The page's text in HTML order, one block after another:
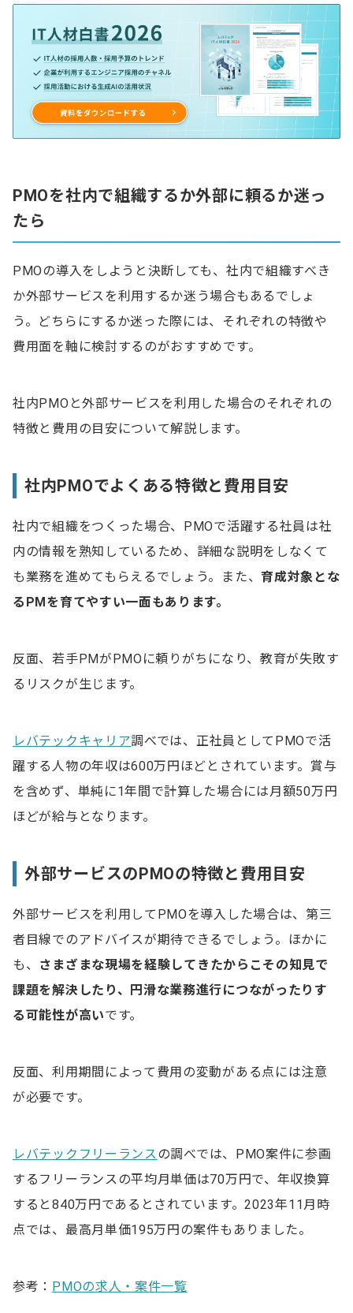
PMOを社内で組織するか外部に頼るか迷っ
たら
PMOの導入をしようと決断しても、社内で組織すべき
か外部サービスを利用するか迷う場合もあるでしょ
う。どちらにするか迷った際には、それぞれの特徴や
費用面を軸に検討するのがおすすめです。
社内PMOと外部サービスを利用した場合のそれぞれの
特徴と費用の目安について解説します。
社内PMOでよくある特徴と費用目安
社内で組織をつくった場合、PMOで活躍する社員は社
内の情報を熟知しているため、詳細な説明をしなくて
も業務を進めてもらえるでしょう。また、育成対象とな
るPMを育てやすい一面もあります。
反面、若手PMがPMOに頼りがちになり、教育が失敗す
るリスクが生じます。
レバテックキャリア調べでは、正社員としてPMOで活
躍する人物の年収は600万円ほどとされています。賞与
を含めず、単純に1年間で計算した場合には月額50万円
ほどが給与となります。
外部サービスのPMOの特徴と費用目安
外部サービスを利用してPMOを導入した場合は、第三
者目線でのアドバイスが期待できるでしょう。ほかに
も、 さまざまな現場を経験してきたからこその知見で
課題を解決したり、円滑な業務進行につながったりす
る可能性が高いです。
反面、利用期間によって費用の変動がある点には注意
が必要です。
レバテックフリーランスの調べでは、PMO案件に参画
するフリーランスの平均月単価は70万円で、年収換算
すると840万円であるとされています。2023年11月時
点では、最高月単価195万円の案件もありました。
参考： PMOの求人・案件一覧